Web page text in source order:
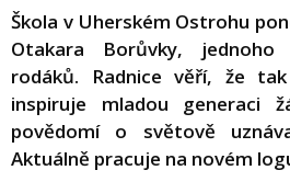
Škola v Uherském Ostrohu
Otakara Borůvky, jednoho
rodáků. Radnice věří, že
inspiruje mladou generaci
povědomí o světově
Aktuálně pracuje na novém